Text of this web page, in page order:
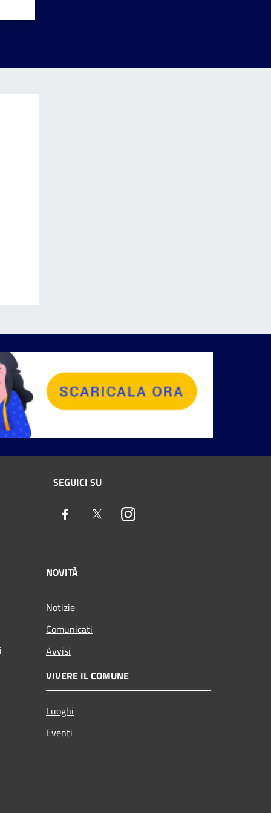
SEGUICI SU
Facebook TwitterInstagram
NOVITÀ
Notizie
Comunicati
Avvisi
VIVERE IL COMUNE
Luoghi
Eventi